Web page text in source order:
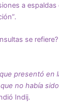
a espaldas
se
presentó en
no había
Indij.